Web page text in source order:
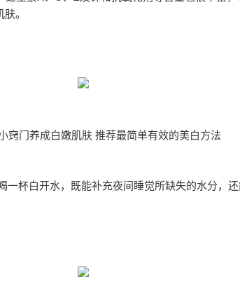
。
窍门养成白嫩肌肤 推荐最简单有效的美白方法
一杯白开水，既能补充夜间睡觉所缺失的水分，